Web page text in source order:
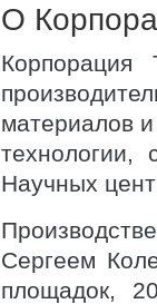
О
материалов
технологии,
Научных
Сергеем
площадок,